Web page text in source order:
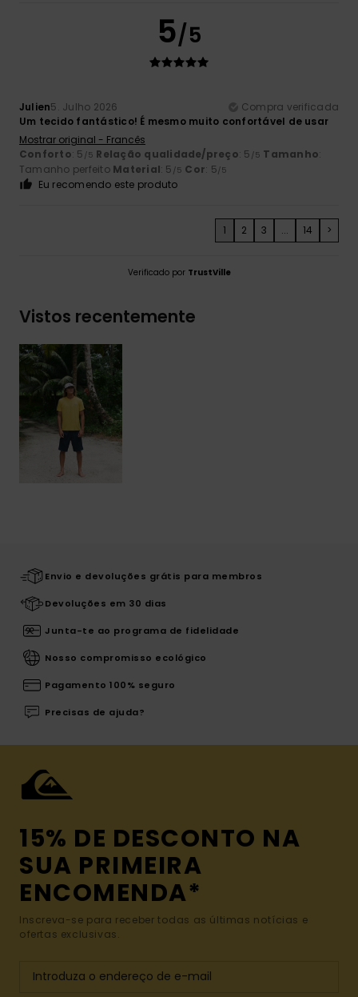
5/5
Julien5. Julho 2026
Compra verificada
Um tecido fantástico! É mesmo muito confortável de usar
Mostrar original - Francês
Conforto: 5 /5 Relação qualidade/preço: 5 /5 Tamanho:
Tamanho perfeito Material: 5 /5 Cor: 5/5
Eu recomendo este produto
1 2 3 ... 14 >
Verificado por TrustVille
Vistos recentemente
Envio e devoluções grátis para membros
Devoluções em 30 dias
Junta-te ao programa de fidelidade
Nosso compromisso ecológico
Pagamento 100% seguro
Precisas de ajuda?
15% DE DESCONTO NA
SUA PRIMEIRA
ENCOMENDA*
Inscreva-se para receber todas as últimas notícias e
ofertas exclusivas.